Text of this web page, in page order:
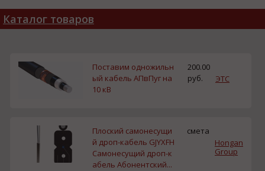
Каталог товаров
Поставим одножильн
ый кабель АПвПуг на
10 кВ
200.00
руб.
ЭТС
Плоский самонесущи
й дроп-кабель GJYXFH
Самонесущий дроп-к
абель Абонентский...
смета
Hongan
Group